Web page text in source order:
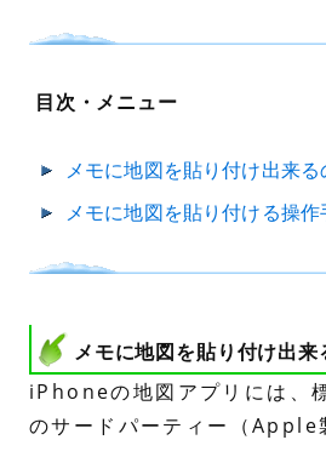
目次・メニュー
メモに地図を貼り付け出来
メモに地図を貼り付ける操作
メモに地図を貼り付け出
iPhoneの地図アプリには、
のサードパーティー（Apple